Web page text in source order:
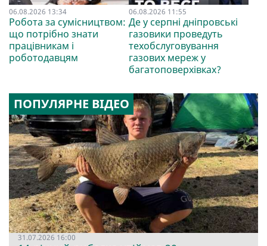
06.08.2026 13:34
Робота за сумісництвом:
що потрібно знати
працівникам і
роботодавцям
06.08.2026 11:55
Де у серпні дніпровські
газовики проведуть
техобслуговування
газових мереж у
багатоповерхівках?
ПОПУЛЯРНЕ ВІДЕО
31.07.2026 16:00